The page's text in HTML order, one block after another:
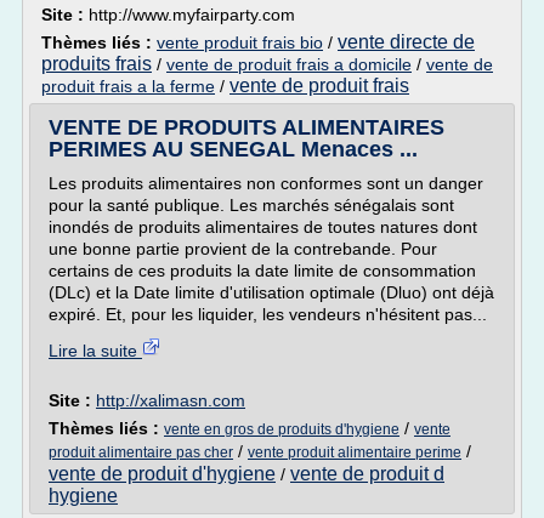
Site : http://www.myfairparty.com
Thèmes liés : vente produit frais bio / vente directe de
produits frais / vente de produit frais a domicile / vente de
produit frais a la ferme / vente de produit frais
VENTE DE PRODUITS ALIMENTAIRES
PERIMES AU SENEGAL Menaces ...
Les produits alimentaires non conformes sont un danger
pour la santé publique. Les marchés sénégalais sont
inondés de produits alimentaires de toutes natures dont
une bonne partie provient de la contrebande. Pour
certains de ces produits la date limite de consommation
(DLc) et la Date limite d'utilisation optimale (Dluo) ont déjà
expiré. Et, pour les liquider, les vendeurs n'hésitent pas...
Lire la suite
Site : http://xalimasn.com
Thèmes liés : vente en gros de produits d'hygiene / vente
produit alimentaire pas cher / vente produit alimentaire perime /
vente de produit d'hygiene / vente de produit d
hygiene